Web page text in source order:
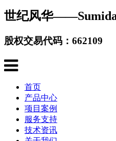
世纪风华
股权交易代码：662109
首页
产品中心
项目案例
服务支持
技术资讯